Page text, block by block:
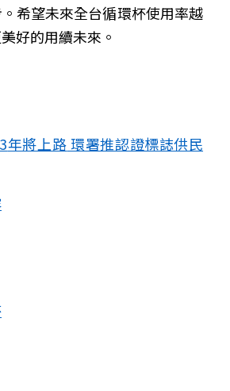
希望未來全台循環杯使用率越
好的用續未來。
年將上路環署推認證標誌供民